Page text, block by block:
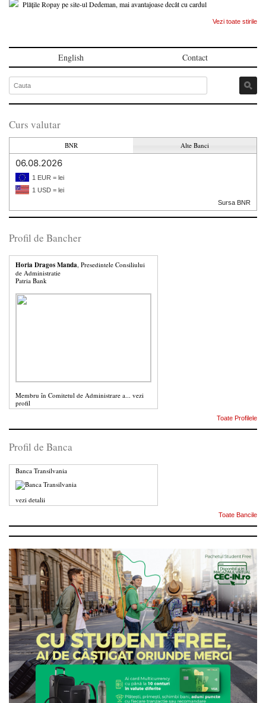
Plățile Ropay pe site-ul Dedeman, mai avantajoase decât cu cardul
Vezi toate stirile
English Contact
Curs valutar
BNR Alte Banci
06.08.2026
1 EUR = lei
1 USD = lei
Sursa BNR
Profil de Bancher
Horia Dragos Manda , Presedintele Consiliului
de Administratie
Patria Bank
Membru în Comitetul de Administrare a... vezi
profil
Toate Profilele
Profil de Banca
Banca Transilvania
vezi detalii
Toate Bancile